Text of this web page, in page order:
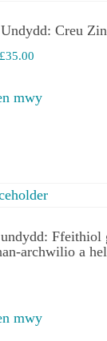
Creu
£35.00
mwy
Ffeithiol
archwilio a
mwy